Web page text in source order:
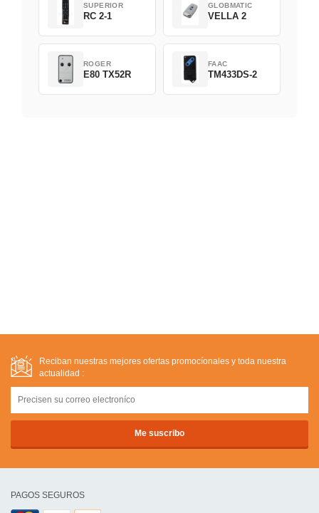
SUPERIOR
RC 2-1
GLOBMATIC
VELLA 2
ROGER
E80 TX52R
FAAC
TM433DS-2
Reciban nuestras mejores ofertas promocíonales y toda nuestra
actualidad :
PAGOS SEGUROS